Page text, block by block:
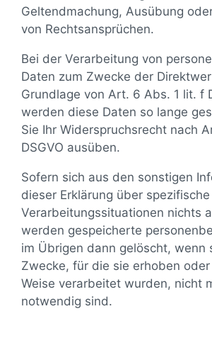
Geltendmachung, Ausübung
von Rechtsansprüchen.
Bei der Verarbeitung von
Daten zum Zwecke der
Grundlage von Art. 6 Abs. 1 lit. f
werden diese Daten so lange
Sie Ihr Widerspruchsrecht nach
DSGVO ausüben.
Sofern sich aus den sonstigen
dieser Erklärung über spezifische
Verarbeitungssituationen nichts
werden gespeicherte
im Übrigen dann gelöscht, wenn
Zwecke, für die sie erhoben
Weise verarbeitet wurden, nicht
notwendig sind.